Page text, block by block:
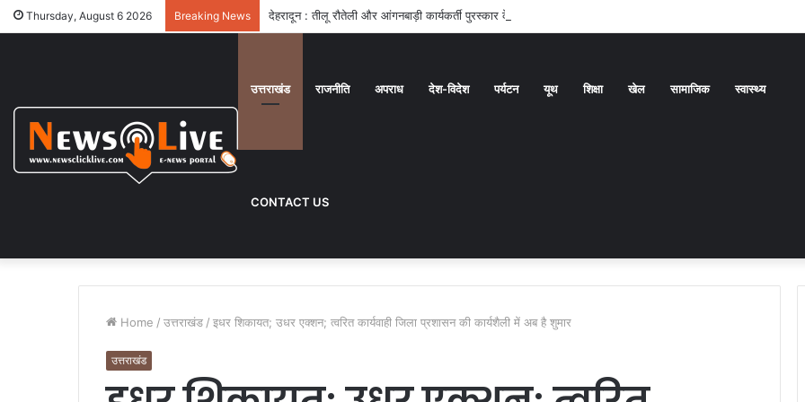
Thursday, August 6 2026 Breaking News देहरादून : तीलू रौतेली और आंगनबाड़ी कार्यकर्ती पुरस्कार के लिए वीरांगनाओं का चयन : रेखा आर्या
उत्तराखंड राजनीति अपराध देश-विदेश पर्यटन यूथ शिक्षा खेल सामाजिक स्वास्थ्य
CONTACT US
Home / उत्तराखंड / इधर शिकायत; उधर एक्शन; त्वरित कार्यवाही जिला प्रशासन की कार्यशैली में अब है शुमार
उत्तराखंड